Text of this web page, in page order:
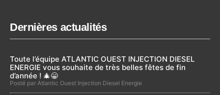
Dernières actualités
Toute l’équipe ATLANTIC OUEST INJECTION DIESEL
ENERGIE vous souhaite de très belles fêtes de fin
d’année ! 🎄😁
Posté par Atlantic Ouest Injection Diesel Energie